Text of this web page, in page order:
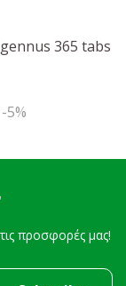
365 tabs
-5%
προσφορές μας!